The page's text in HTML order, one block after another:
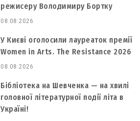
режисеру Володимиру Бортку
08.08.2026
У Києві оголосили лауреаток премії
Women in Arts. The Resistance 2026
08.08.2026
Бібліотека на Шевченка — на хвилі
головної літературної події літа в
Україні!